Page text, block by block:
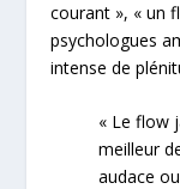
courant », « un
psychologues
intense de
« Le flow
meilleur
audace